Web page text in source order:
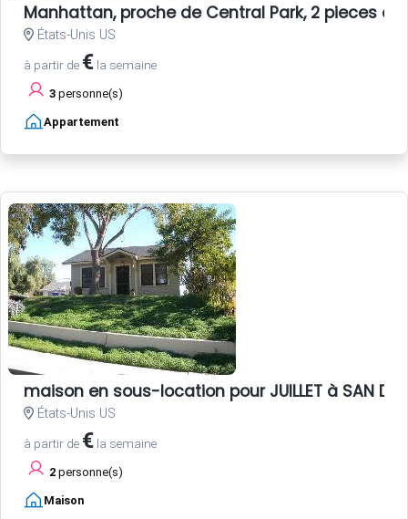
Manhattan, proche de Central Park, 2 pieces du
États-Unis US
à partir de € la semaine
3 personne(s)
Appartement
maison en sous-location pour JUILLET à SAN
États-Unis US
à partir de € la semaine
2 personne(s)
Maison